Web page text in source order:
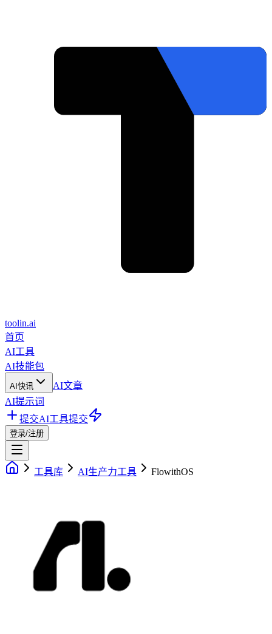
toolin.ai
首页
AI工具
AI技能包
AI快讯
AI文章
AI提示词
提交AI工具提交
登录/注册
工具库 AI生产力工具 FlowithOS